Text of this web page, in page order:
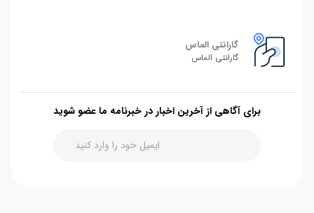
گارانتی الماس
گارانتی الماس
برای آگاهی از آخرین اخبار در خبرنامه ما عضو شوید